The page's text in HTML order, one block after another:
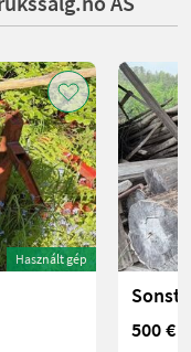
Használt gép
500 €